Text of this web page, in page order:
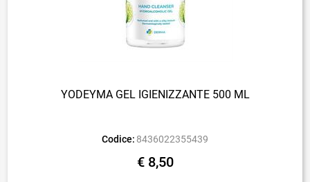
YODEYMA GEL IGIENIZZANTE 500 ML
Codice: 8436022355439
€ 8,50